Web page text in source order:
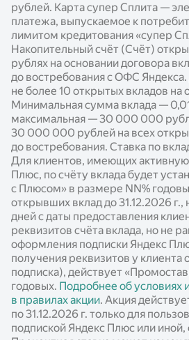
рублей. Карта супер Сплита —
платежа, выпускаемое к
лимитом кредитования «супер
Накопительный счёт (Счёт)
рублях на основании договора
до востребования с ОФС
не более 10 открытых вкладов на
Минимальная сумма вклада —
максимальная — 30 000 000
30 000 000 рублей на всех
до востребования. Ставка по
Для клиентов, имеющих
Плюс, по счёту вклада будет
с Плюсом» в размере NN%
открывших вклад до 31.12.2026 г.,
дней с даты предоставления
реквизитов счёта вклада, но не
оформления подписки Яндекс
получения реквизитов у клиента
подписка), действует
годовых. Подробнее об условиях
в правилах акции. Акция
по 31.12.2026 г. только для
подпиской Яндекс Плюс или